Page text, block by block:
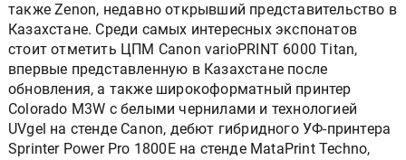
также Zenon, недавно открывший представительство в
Казахстане. Среди самых интересных экспонатов
стоит отметить ЦПМ Canon varioPRINT 6000 Titan,
впервые представленную в Казахстане после
обновления, а также широкоформатный принтер
Colorado M3W с белыми чернилами и технологией
UVgel на стенде Canon, дебют гибридного УФ-принтера
Sprinter Power Pro 1800E на стенде MataPrint Techno,